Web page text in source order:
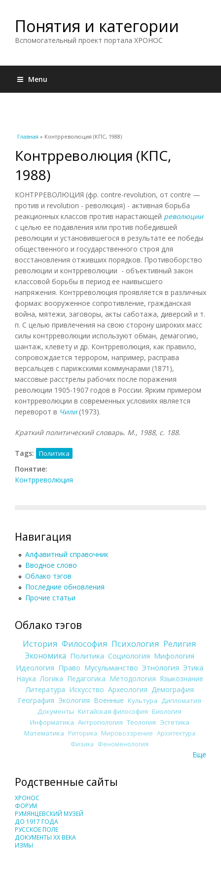
Понятия и категории
Вспомогательный проект портала ХРОНОС
Menu
Вы здесь
Главная » Контрреволюция (КПС, 1988)
Контрреволюция (КПС,
1988)
КОНТРРЕВОЛЮЦИЯ (фр. contre-revolution, от contre —
против и revolution - революция) - активная борьба
реакционных классов против нарастающей революции
с целью ее подавления или против победившей
революции и установившегося в результате ее победы
общественного и государственного строя для
восстановления отживших порядков. Противоборство
революции и контрреволюции - объективный закон
классовой борьбы в период ее наивысшего
напряжения. Контрреволюция проявляется в различных
формах: вооруженное сопротивление, гражданская
война, мятежи, заговоры, акты саботажа, диверсий и т.
п. С целью привлечения на свою сторону широких масс
силы контрреволюции используют обман, демагогию,
шантаж, клевету и др. Контрреволюция, как правило,
сопровождается террором, например, расправа
версальцев с парижскими коммунарами (1871),
массовые расстрелы рабочих после поражения
революции 1905-1907 годов в России. Ярким примером
контрреволюции в современных условиях является
переворот в Чили(1973).
Краткий политический словарь. М., 1988, с. 188.
Tags: Политика
Понятие:
Контрреволюция
Навигация
Алфавитный справочник
Вводное слово
Облако тэгов
Последние обновления
Прочие статьи
Облако тэгов
История Философия Психология Религия
Экономика Политика Социология Мифология
Идеология Право Мусульманство Этнология Этика
Наука Логика Педагогика Методология Языкознание
Литература Искусство Археология Демография
География Экология Военные Культура
Дипломатия
Документы Китайская философия Биология
Информатика Антропология Теология Эстетика
Математика Риторика Мировоззрение Архитектура
Физика Феноменология
Еще
Родственные сайты
ХРОНОС
ФОРУМ
РУМЯНЦЕВСКИЙ МУЗЕЙ
ДО 1917 ГОДА
РУССКОЕ ПОЛЕ
ДОКУМЕНТЫ XX ВЕКА
ИЗМЫ